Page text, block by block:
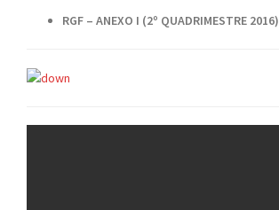
RGF – ANEXO I (2º QUADRIMESTRE 2016)